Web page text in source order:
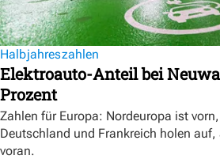
Halbjahreszahlen
Elektroauto-Anteil bei
Prozent
Zahlen für Europa: Nordeuropa ist
Deutschland und Frankreich holen
voran.